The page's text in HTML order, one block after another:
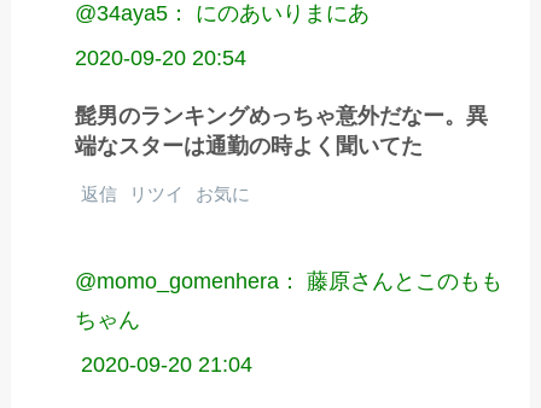
@34aya5： にのあいりまにあ
2020-09-20 20:54
髭男のランキングめっちゃ意外だなー。異
端なスターは通勤の時よく聞いてた
返信 リツイ お気に
@momo_gomenhera： 藤原さんとこのもも
ちゃん
2020-09-20 21:04